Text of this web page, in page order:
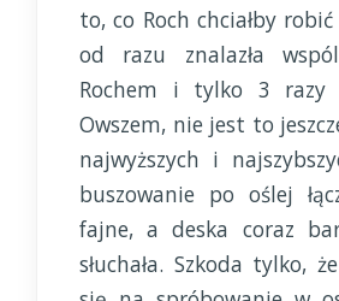
to, co Roch chciałby
od razu znalazła
Rochem i tylko 3 razy
Owszem, nie jest to
najwyższych i
buszowanie po oślej
fajne, a deska coraz
słuchała. Szkoda tylko,